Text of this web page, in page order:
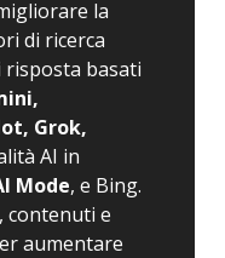
la
di ricerca
risposta basati
Grok,
AI in
Mode, e Bing.
contenuti e
aumentare